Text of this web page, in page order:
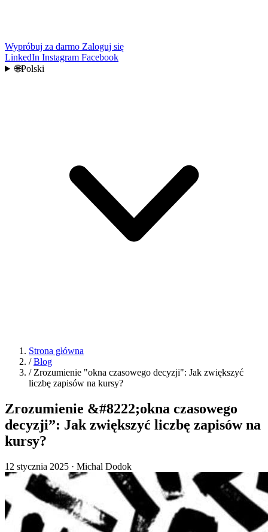
Wypróbuj za darmo Zaloguj się
LinkedIn Instagram Facebook
🌐Polski
Strona główna
/ Blog
/ Zrozumienie "okna czasowego decyzji": Jak zwiększyć
liczbę zapisów na kursy?
Zrozumienie &#8222;okna czasowego
decyzji”: Jak zwiększyć liczbę zapisów na
kursy?
12 stycznia 2025 · Michal Dodok